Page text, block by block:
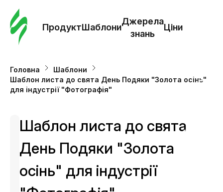
ПродуктШаблони
Джерела
знань
Ціни
Ціни
Головна
Шаблони
Шаблон листа до свята День Подяки "Золота осінь"
для індустрії "Фотографія"
Шаблон листа до свята
День Подяки "Золота
осінь" для індустрії